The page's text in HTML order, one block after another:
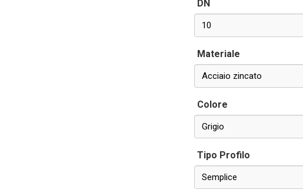
DN
10
Materiale
Acciaio zincato
Colore
Grigio
Tipo Profilo
Semplice